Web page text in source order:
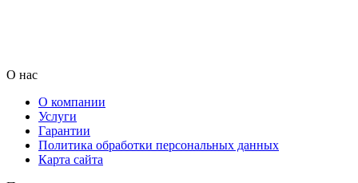
О нас
О компании
Услуги
Гарантии
Политика обработки персональных данных
Карта сайта